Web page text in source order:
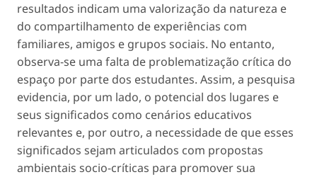
resultados indicam uma valorização da natureza e
do compartilhamento de experiências com
familiares, amigos e grupos sociais. No entanto,
observa-se uma falta de problematização crítica do
espaço por parte dos estudantes. Assim, a pesquisa
evidencia, por um lado, o potencial dos lugares e
seus significados como cenários educativos
relevantes e, por outro, a necessidade de que esses
significados sejam articulados com propostas
ambientais socio-críticas para promover sua